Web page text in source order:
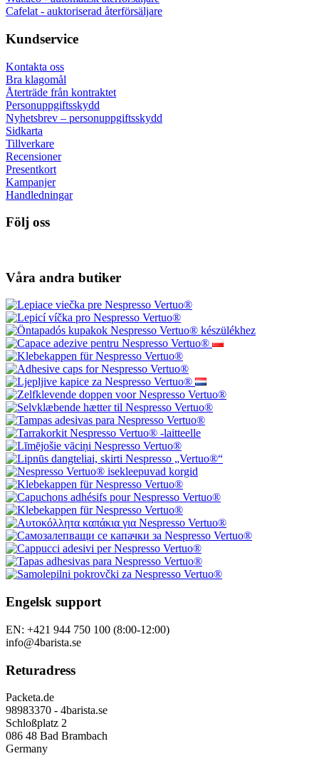
Cafelat - auktoriserad återförsäljare
Kundservice
Kontakta oss
Bra klagomål
Återträde från kontraktet
Personuppgiftsskydd
Nyhetsbrev – personuppgiftsskydd
Sidkarta
Tillverkare
Recensioner
Presentkort
Kampanjer
Handledningar
Följ oss
Våra andra butiker
Engelsk support
EN: +421 944 750 100 (8:00-12:00)
info@4barista.se
Returadress
Packeta.de
98983370 - 4barista.se
Schloßplatz 2
086 48 Bad Brambach
Germany